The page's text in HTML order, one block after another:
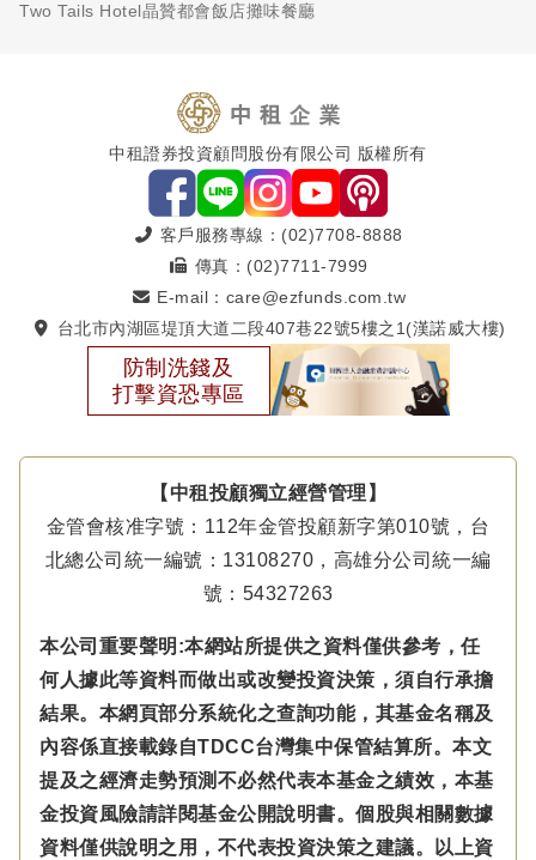
Two Tails Hotel晶贊都會飯店攤味餐廳
中租證券投資顧問股份有限公司 版權所有
客戶服務專線：(02)7708-8888
傳真：(02)7711-7999
E-mail：care@ezfunds.com.tw
台北市內湖區堤頂大道二段407巷22號5樓之1(漢諾威大樓)
防制洗錢及
打擊資恐專區
【中租投顧獨立經營管理】
金管會核准字號：112年金管投顧新字第010號，台
北總公司統一編號：13108270，高雄分公司統一編
號：54327263
本公司重要聲明:本網站所提供之資料僅供參考，任
何人據此等資料而做出或改變投資決策，須自行承擔
結果。本網頁部分系統化之查詢功能，其基金名稱及
內容係直接載錄自TDCC台灣集中保管結算所。本文
提及之經濟走勢預測不必然代表本基金之績效，本基
金投資風險請詳閱基金公開說明書。個股與相關數據
資料僅供說明之用，不代表投資決策之建議。以上資